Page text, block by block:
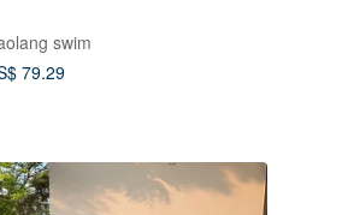
swim
79.29